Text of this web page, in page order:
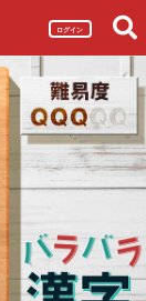
ログイン